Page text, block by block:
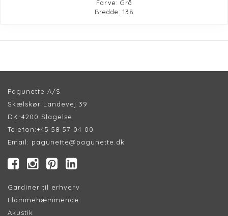
Farve: Grå
Bredde: 138
Pagunette A/S
Skælskør Landevej 39
DK-4200 Slagelse
Telefon:+45 58 57 04 00
Email: pagunette@pagunette.dk
Gardiner til erhverv
Flammehæmmende
Akustik